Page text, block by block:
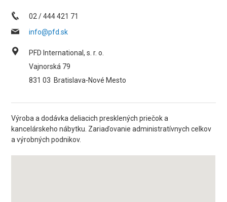
02 / 444 421 71
info@pfd.sk
PFD International, s. r. o.
Vajnorská 79
831 03 Bratislava-Nové Mesto
Výroba a dodávka deliacich presklených priečok a
kancelárskeho nábytku. Zariaďovanie administratívnych celkov
a výrobných podnikov.